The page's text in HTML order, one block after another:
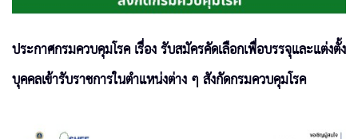
ประกาศกรมควบคุมโรค เรื่อง รับสมัครคัดเลือกเพื่อบรรจุและแต่งตั้ง
บุคคลเข้ารับราชการในตำแหน่งต่าง ๆ สังกัดกรมควบคุมโรค